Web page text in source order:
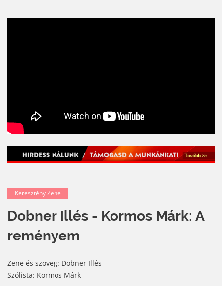
Keresztény Zene
Dobner Illés - Kormos Márk: A
reményem
Zene és szöveg: Dobner Illés
Szólista: Kormos Márk